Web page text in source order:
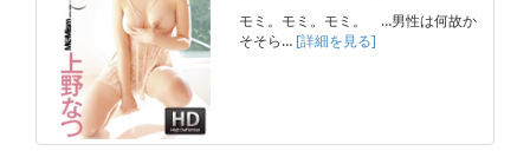
モミ。モミ。モミ。 …男性は何故か
そそら… [詳細を見る]